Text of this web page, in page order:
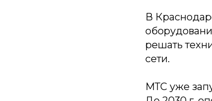
В
решать
сети.
МТС уже